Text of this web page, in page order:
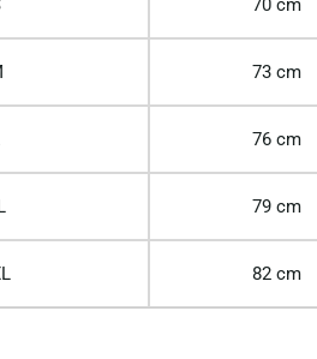
70 cm
73 cm
76 cm
79 cm
82 cm